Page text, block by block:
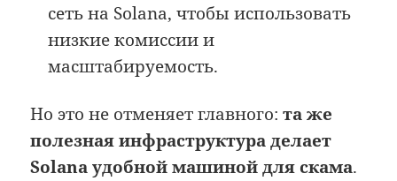
сеть на Solana, чтобы использовать
низкие комиссии и
масштабируемость.
Но это не отменяет главного:та же
полезная инфраструктура делает
Solana удобной машиной для скама.